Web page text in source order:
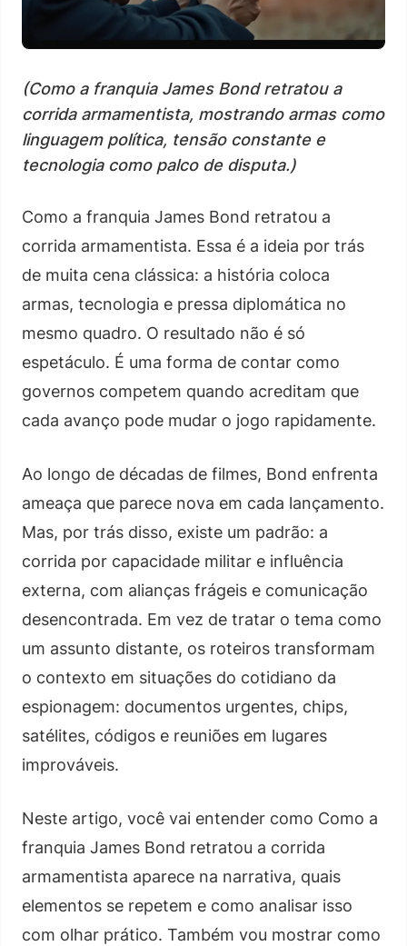
(Como a franquia James Bond retratou a
corrida armamentista, mostrando armas como
linguagem política, tensão constante e
tecnologia como palco de disputa.)
Como a franquia James Bond retratou a
corrida armamentista. Essa é a ideia por trás
de muita cena clássica: a história coloca
armas, tecnologia e pressa diplomática no
mesmo quadro. O resultado não é só
espetáculo. É uma forma de contar como
governos competem quando acreditam que
cada avanço pode mudar o jogo rapidamente.
Ao longo de décadas de filmes, Bond enfrenta
ameaça que parece nova em cada lançamento.
Mas, por trás disso, existe um padrão: a
corrida por capacidade militar e influência
externa, com alianças frágeis e comunicação
desencontrada. Em vez de tratar o tema como
um assunto distante, os roteiros transformam
o contexto em situações do cotidiano da
espionagem: documentos urgentes, chips,
satélites, códigos e reuniões em lugares
improváveis.
Neste artigo, você vai entender como Como a
franquia James Bond retratou a corrida
armamentista aparece na narrativa, quais
elementos se repetem e como analisar isso
com olhar prático. Também vou mostrar como